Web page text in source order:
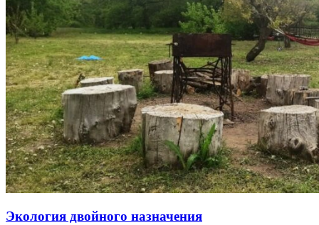
Экология двойного назначения